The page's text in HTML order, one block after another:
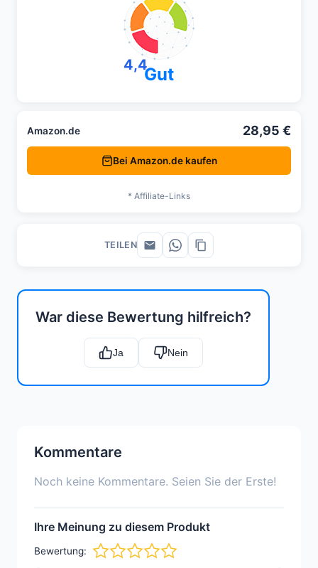
War diese Bewertung hilfreich?
Ja Nein
Kommentare
Noch keine Kommentare. Seien Sie der Erste!
Ihre Meinung zu diesem Produkt
Bewertung:
4,4Gut
Amazon.de 28,95 €
Bei Amazon.de kaufen
* Affiliate-Links
TEILEN